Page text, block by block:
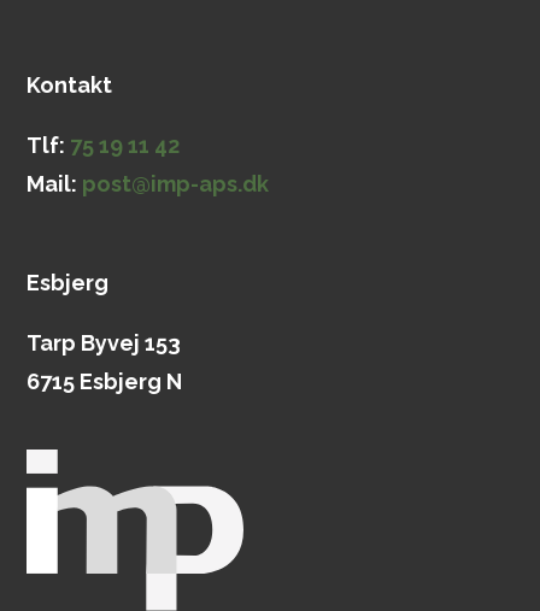
Kontakt
Tlf: 75 19 11 42
Mail: post@imp-aps.dk
Esbjerg
Tarp Byvej 153
6715 Esbjerg N